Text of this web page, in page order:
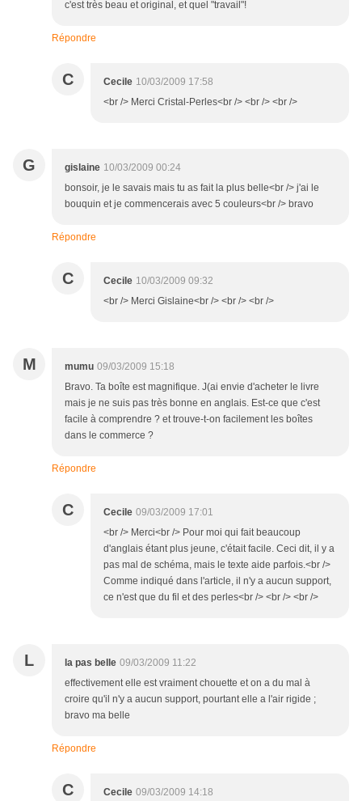
c'est très beau et original, et quel "travail"!
Répondre
C Cecile 10/03/2009 17:58
<br /> Merci Cristal-Perles<br /> <br /> <br />
G gislaine 10/03/2009 00:24
bonsoir, je le savais mais tu as fait la plus belle<br /> j'ai le
bouquin et je commencerais avec 5 couleurs<br /> bravo
Répondre
C Cecile 10/03/2009 09:32
<br /> Merci Gislaine<br /> <br /> <br />
M mumu 09/03/2009 15:18
Bravo. Ta boîte est magnifique. J(ai envie d'acheter le livre
mais je ne suis pas très bonne en anglais. Est-ce que c'est
facile à comprendre ? et trouve-t-on facilement les boîtes
dans le commerce ?
Répondre
C Cecile 09/03/2009 17:01
<br /> Merci<br /> Pour moi qui fait beaucoup
d'anglais étant plus jeune, c'était facile. Ceci dit, il y a
pas mal de schéma, mais le texte aide parfois.<br />
Comme indiqué dans l'article, il n'y a aucun support,
ce n'est que du fil et des perles<br /> <br /> <br />
L la pas belle 09/03/2009 11:22
effectivement elle est vraiment chouette et on a du mal à
croire qu'il n'y a aucun support, pourtant elle a l'air rigide ;
bravo ma belle
Répondre
C Cecile 09/03/2009 14:18